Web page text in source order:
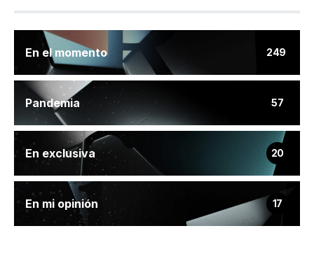
En el momento 249
Pandemia 57
En exclusiva 20
En mi opinión 17